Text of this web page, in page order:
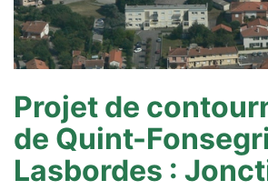
Projet de
de Quint-
Lasbordes :